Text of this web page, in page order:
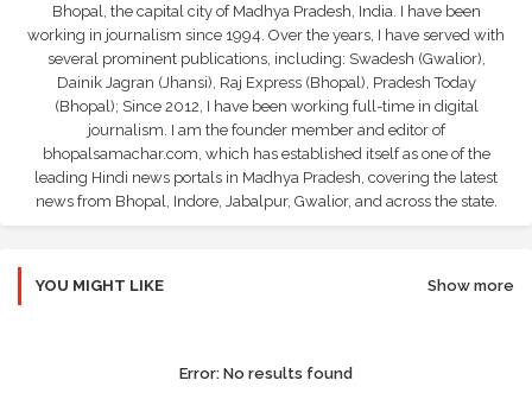
Bhopal, the capital city of Madhya Pradesh, India. I have been
working in journalism since 1994. Over the years, I have served with
several prominent publications, including: Swadesh (Gwalior),
Dainik Jagran (Jhansi), Raj Express (Bhopal), Pradesh Today
(Bhopal); Since 2012, I have been working full-time in digital
journalism. I am the founder member and editor of
bhopalsamachar.com, which has established itself as one of the
leading Hindi news portals in Madhya Pradesh, covering the latest
news from Bhopal, Indore, Jabalpur, Gwalior, and across the state.
YOU MIGHT LIKE Show more
Error: No results found